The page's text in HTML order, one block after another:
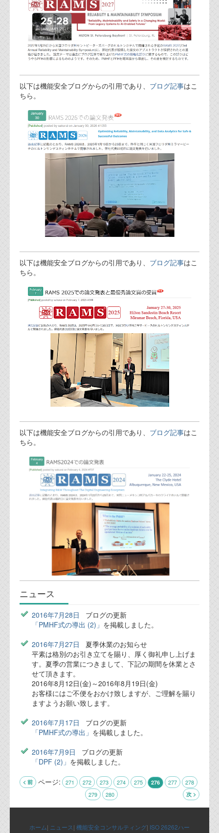
以下は機能安全ブログからの引用であり、 ブログ記事はこ
ちら。
以下は機能安全ブログからの引用であり、 ブログ記事はこ
ちら。
以下は機能安全ブログからの引用であり、 ブログ記事はこ
ちら。
ニュース
2016年7月28日 ブログの更新
「PMHF式の導出 (2)」 を掲載しました。
2016年7月27日 夏季休業のお知らせ
平素は格別のお引き立てを賜り、厚く御礼申し上げま
す。夏季の営業につきまして、下記の期間を休業とさ
せて頂きます。
2016年8月12日(金)～2016年8月19日(金)
お客様にはご不便をおかけ致しますが、ご理解を賜り
ますようお願い致します。
2016年7月17日 ブログの更新
「PMHF式の導出」 を掲載しました。
2016年7月9日 ブログの更新
「DPF (2)」 を掲載しました。
ページ:
< 前 271 272 273 274 275 276 277
278
279
280 次 >
ホーム| ニュース| 機能安全コンサルティング| ISO 26262ハー